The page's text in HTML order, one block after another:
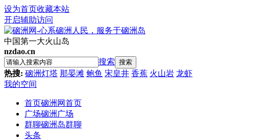
设为首页收藏本站
开启辅助访问
中国第一大火山岛
nzdao.cn
搜索 搜索
热搜: 硇洲灯塔 那晏滩 鲍鱼 宋皇井 香蕉 火山岩 龙虾
我的空间
首页硇洲网首页
广场硇洲广场
群聊硇洲岛群聊
头条